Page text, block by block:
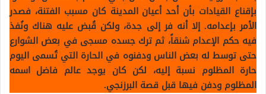
بإقناع القيادات بأن أحد أعيان المدينة كان مسبب الفتنة، فصدر
الأمر بإعدامه. إلا أنه فر إلى جدة، ولكن قُبض عليه هناك ونُفذ
فيه حكم الإعدام شنقاً، ثم ترك جسده مسجى في بعض الشوارع
حتى توسط له بعض الناس ودفنوه في الحارة التي تُسمى اليوم
حارة المظلوم نسبة إليه، لكن كان يوجد عالم فاضل اسمه
المظلوم ودفن فيها قبل قصة البرزنجي.